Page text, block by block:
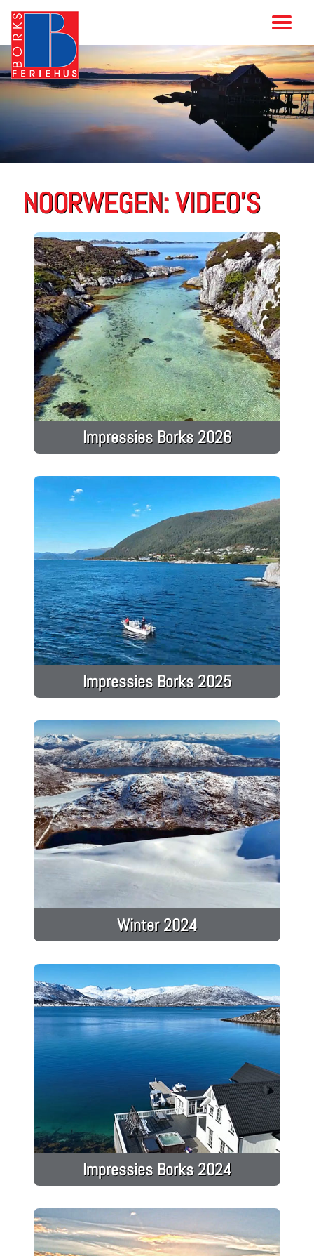
NOORWEGEN: VIDEO'S
Impressies Borks 2026
Impressies Borks 2025
Winter 2024
Impressies Borks 2024